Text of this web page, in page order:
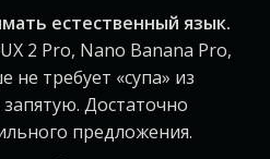
естественный язык.
2 Pro, Nano Banana Pro,
требует «супа» из
Достаточно
предложения.